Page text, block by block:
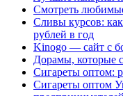
Смотреть
Сливы курсов:
рублей в год
Kinogo — сайт с
Дорамы, которые
Сигареты оптом:
Сигареты оптом